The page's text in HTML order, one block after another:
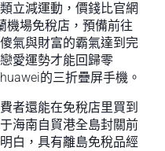
立減運動，價錢比官網
機場免稅店，預備前往
氣與財富的霸氣達到完
愛運勢才能回歸零
的三折疊屏手機。
者還能在免稅店里買到
海南自貿港全島封關前
白，具有離島免稅品經